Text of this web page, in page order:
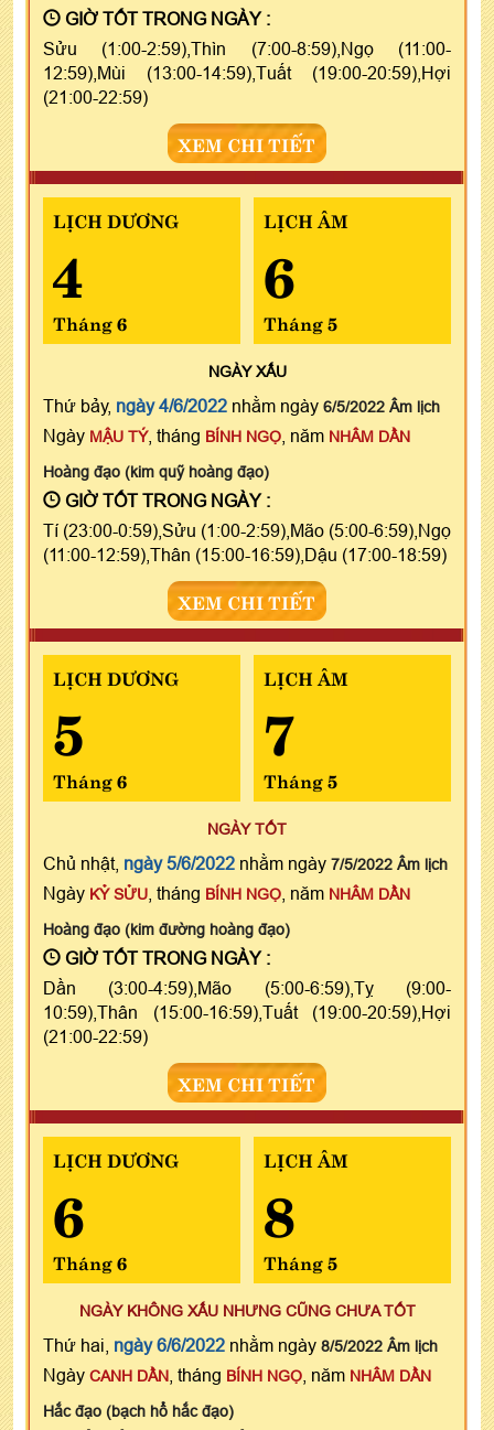
GIỜ TỐT TRONG NGÀY :
Sửu (1:00-2:59),Thìn (7:00-8:59),Ngọ (11:00-
12:59),Mùi (13:00-14:59),Tuất (19:00-20:59),Hợi
(21:00-22:59)
XEM CHI TIẾT
LỊCH DƯƠNG
4
Tháng 6
LỊCH ÂM
6
Tháng 5
NGÀYXẤU
Thứ bảy, ngày 4/6/2022 nhằm ngày 6/5/2022 Âm lịch
Ngày MẬU TÝ, tháng BÍNH NGỌ , năm NHÂM DẦN
Hoàng đạo (kim quỹ hoàng đạo)
GIỜ TỐT TRONG NGÀY :
Tí (23:00-0:59),Sửu (1:00-2:59),Mão (5:00-6:59),Ngọ
(11:00-12:59),Thân (15:00-16:59),Dậu (17:00-18:59)
XEM CHI TIẾT
LỊCH DƯƠNG
5
Tháng 6
LỊCH ÂM
7
Tháng 5
NGÀY TỐT
Chủ nhật, ngày 5/6/2022 nhằm ngày 7/5/2022 Âm lịch
Ngày KỶ SỬU , tháng BÍNH NGỌ , năm NHÂM DẦN
Hoàng đạo (kim đường hoàng đạo)
GIỜ TỐT TRONG NGÀY :
Dần (3:00-4:59),Mão (5:00-6:59),Tỵ (9:00-
10:59),Thân (15:00-16:59),Tuất (19:00-20:59),Hợi
(21:00-22:59)
XEM CHI TIẾT
LỊCH DƯƠNG
6
Tháng 6
LỊCH ÂM
8
Tháng 5
NGÀY KHÔNG XẤU NHƯNG CŨNG CHƯA TỐT
Thứ hai, ngày 6/6/2022 nhằm ngày 8/5/2022 Âm lịch
Ngày CANH DẦN , tháng BÍNH NGỌ , năm NHÂM DẦN
Hắc đạo (bạch hổ hắc đạo)